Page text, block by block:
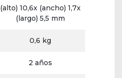
(alto) 10,6x (ancho) 1,7x
(largo) 5,5 mm
0,6 kg
2 años